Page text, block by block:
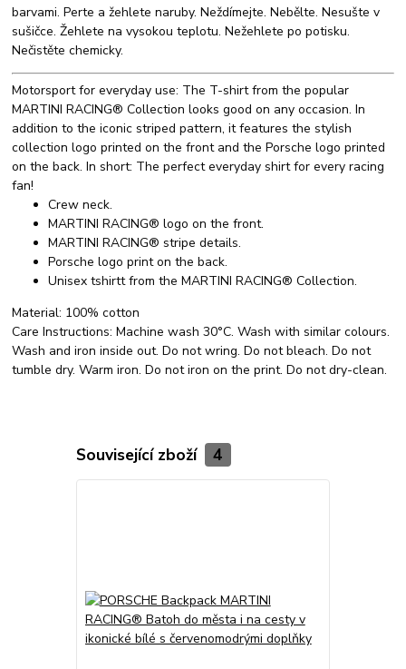
barvami. Perte a žehlete naruby. Neždímejte. Nebělte. Nesušte v
sušičce. Žehlete na vysokou teplotu. Nežehlete po potisku.
Nečistěte chemicky.
Motorsport for everyday use: The T-shirt from the popular
MARTINI RACING® Collection looks good on any occasion. In
addition to the iconic striped pattern, it features the stylish
collection logo printed on the front and the Porsche logo printed
on the back. In short: The perfect everyday shirt for every racing
fan!
Crew neck.
MARTINI RACING® logo on the front.
MARTINI RACING® stripe details.
Porsche logo print on the back.
Unisex tshirtt from the MARTINI RACING® Collection.
Material: 100% cotton
Care Instructions:Machine wash 30°C. Wash with similar colours.
Wash and iron inside out. Do not wring. Do not bleach. Do not
tumble dry. Warm iron. Do not iron on the print. Do not dry-clean.
Související zboží 4